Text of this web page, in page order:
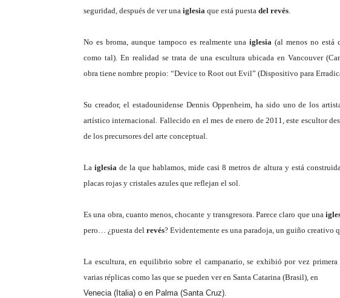
seguridad, después de ver una iglesia que está puesta del revés.
No es broma, aunque tampoco es realmente unaiglesia (al menos no está
como tal). En realidad se trata de una escultura ubicada en Vancouver
obra tiene nombre propio: “Device to Root out Evil” (Dispositivo para
Su creador, el estadounidense Dennis Oppenheim, ha sido uno de los
artístico internacional. Fallecido en el mes de enero de 2011, este escultor
de los precursores del arte conceptual.
Laiglesia de la que hablamos, mide casi 8 metros de altura y está
placas rojas y cristales azules que reflejan el sol.
Es una obra, cuanto menos, chocante y transgresora. Parece claro que una
pero… ¿puesta del revés? Evidentemente es una paradoja, un guiño creativo
La escultura, en equilibrio sobre el campanario, se exhibió por vez
varias réplicas como las que se pueden ver en Santa Catarina (Brasil), en
Venecia (Italia) o en Palma (Santa Cruz).